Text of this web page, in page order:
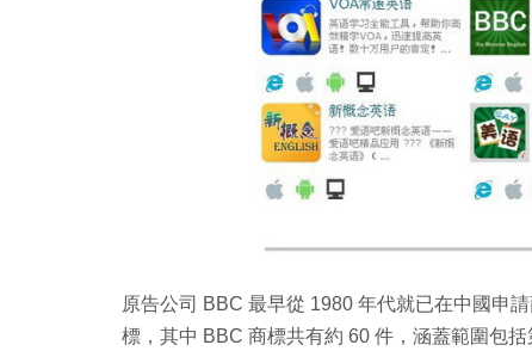
原告公司 BBC 最早從 1980 年代就已在中國申
標，其中 BBC 商標共有約 60 件，涵蓋範圍包